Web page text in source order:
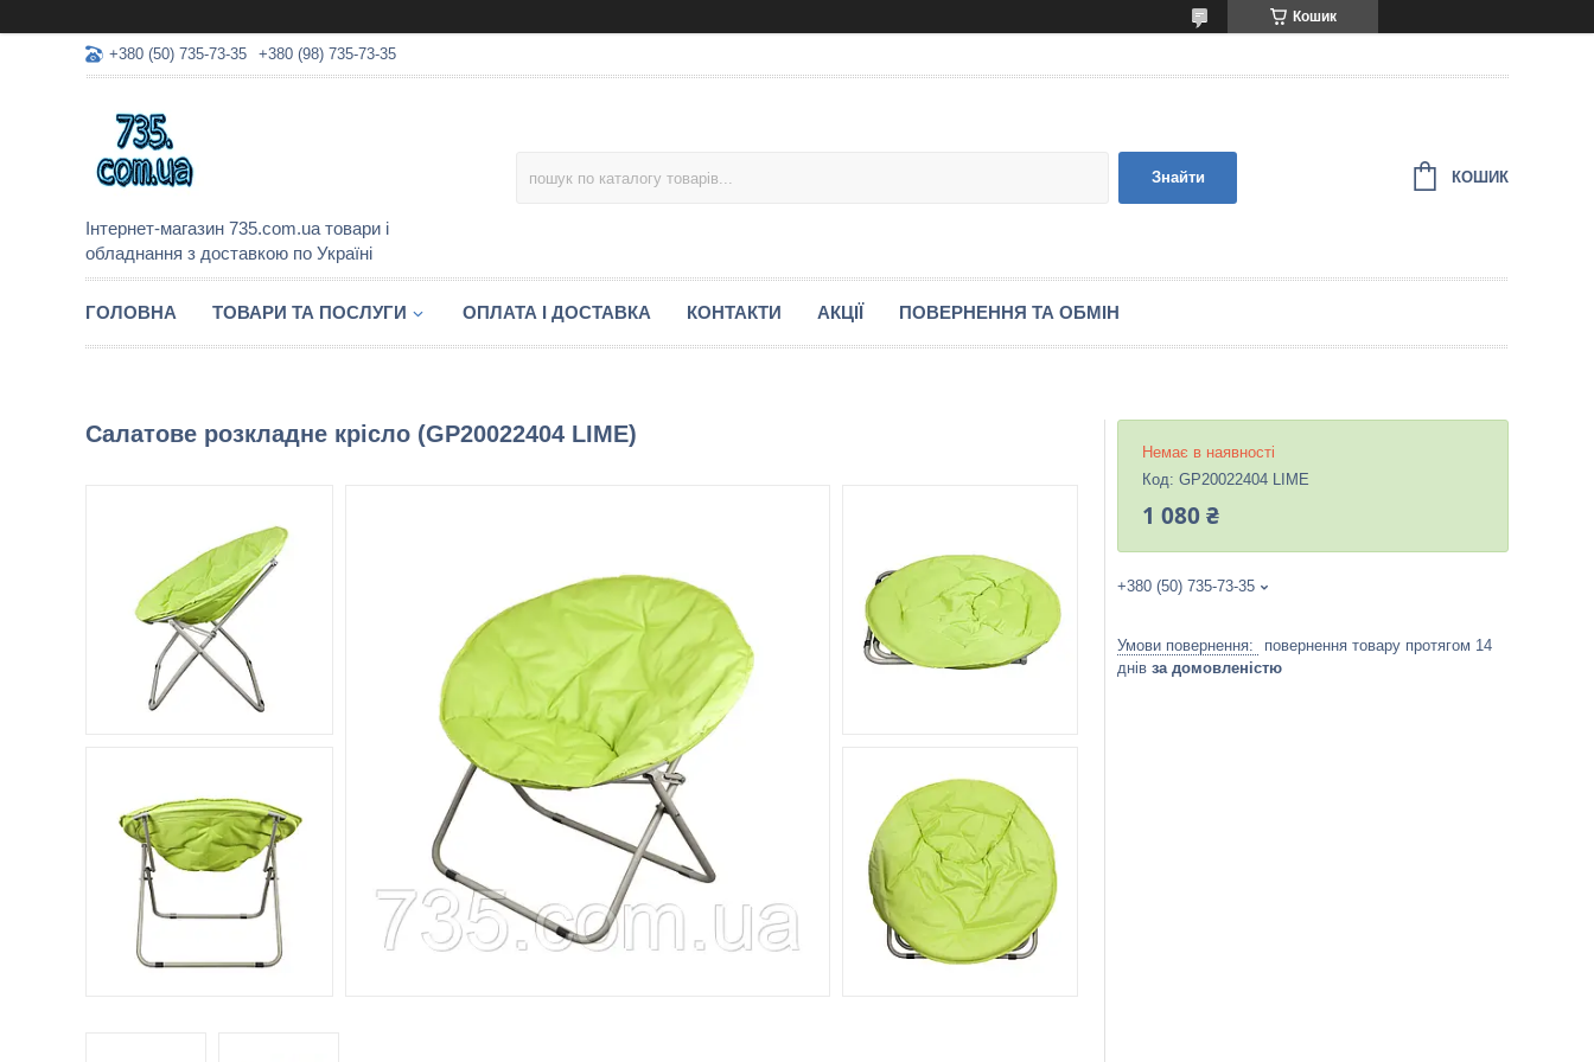
Кошик
+380 (50) 735-73-35 +380 (98) 735-73-35
Інтернет-магазин 735.com.ua товари і
обладнання з доставкою по Україні
Знайти КОШИК
ГОЛОВНА ТОВАРИ ТА ПОСЛУГИ ОПЛАТА І ДОСТАВКА КОНТАКТИ АКЦІЇ ПОВЕРНЕННЯ ТА ОБМІН
Салатове розкладне крісло (GP20022404 LIME)
Немає в наявності
Код: GP20022404 LIME
1 080 ₴
+380 (50) 735-73-35
повернення товару протягом 14
днів за домовленістю